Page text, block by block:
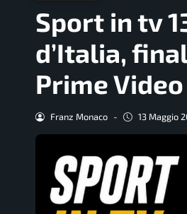
Sport in tv
d’Italia,
Prime Video
Franz Monaco - 13 Maggio